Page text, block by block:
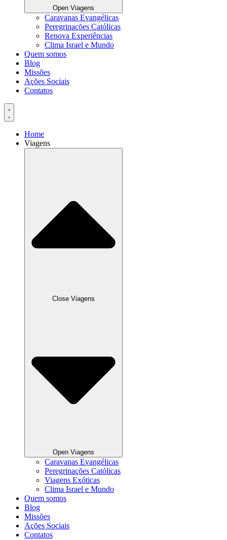
Open Viagens
Caravanas Evangélicas
Peregrinações Católicas
Renova Experiências
Clima Israel e Mundo
Quem somos
Blog
Missões
Ações Sociais
Contatos
Home
Viagens
Close Viagens
Open Viagens
Caravanas Evangélicas
Peregrinações Católicas
Viagens Exóticas
Clima Israel e Mundo
Quem somos
Blog
Missões
Ações Sociais
Contatos